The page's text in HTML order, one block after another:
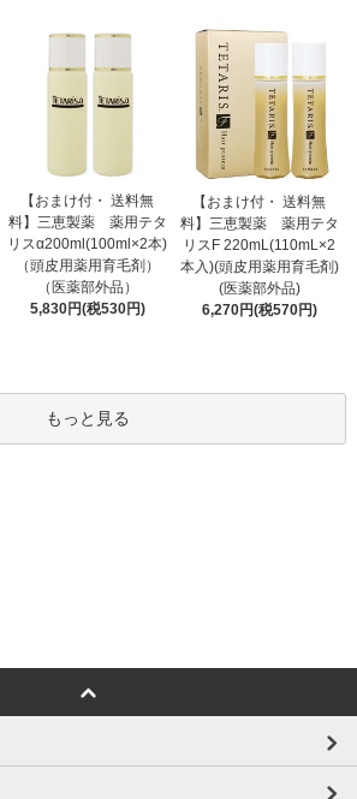
【おまけ付・ 送料無
料】三恵製薬 薬用テタ
リスα200ml(100ml×2本)
（頭皮用薬用育毛剤）
（医薬部外品）
5,830円(税530円)
【おまけ付・ 送料無
料】三恵製薬 薬用テタ
リスF 220mL(110mL×2
本入)(頭皮用薬用育毛剤)
(医薬部外品)
6,270円(税570円)
もっと見る